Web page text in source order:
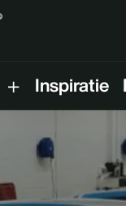
Inspiratie